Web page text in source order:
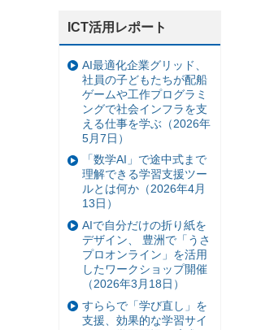
ICT活用レポート
AI最適化企業グリッド、
社員の子どもたちが配船
ゲームや工作プログラミ
ングで社会インフラを支
える仕事を学ぶ（2026年
5月7日）
「数学AI」で途中式まで
理解できる学習支援ツー
ルとは何か（2026年4月
13日）
AIで自分だけの折り紙を
デザイン、 豊洲で「うさ
プロオンライン」を活用
したワークショップ開催
（2026年3月18日）
すららで「学び直し」を
支援、効果的な学習サイ